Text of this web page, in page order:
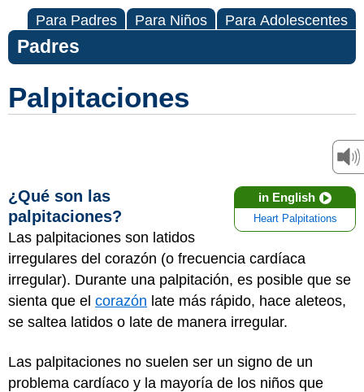
Para Padres Para Niños Para Adolescentes
Padres
Palpitaciones
in English
Heart Palpitations
¿Qué son las
palpitaciones?
Las palpitaciones son latidos
irregulares del corazón (o frecuencia cardíaca
irregular). Durante una palpitación, es posible que se
sienta que el corazón late más rápido, hace aleteos,
se saltea latidos o late de manera irregular.
Las palpitaciones no suelen ser un signo de un
problema cardíaco y la mayoría de los niños que